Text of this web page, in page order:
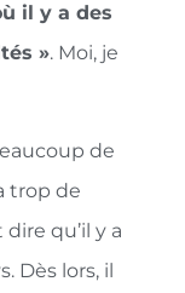
il y a des
». Moi, je
de
trop de
qu’il y a
Dès lors, il